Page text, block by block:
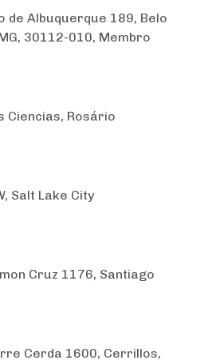
de Albuquerque 189, Belo
30112-010, Membro
Ciencias, Rosário
Salt Lake City
Cruz 1176, Santiago
Cerda 1600, Cerrillos,